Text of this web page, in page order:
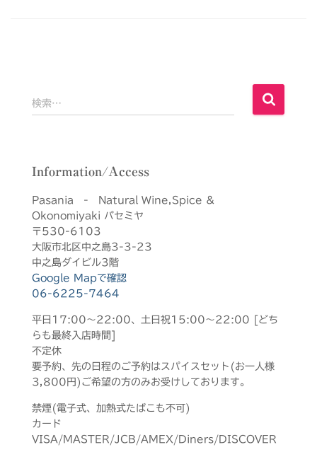
検
索
検索…
Information/Access
Pasania - Natural Wine,Spice &
Okonomiyaki パセミヤ
〒530-6103
大阪市北区中之島3-3-23
中之島ダイビル3階
Google Mapで確認
06-6225-7464
平日17:00～22:00、土日祝15:00～22:00 [どち
らも最終入店時間]
不定休
要予約、先の日程のご予約はスパイスセット(お一人様
3,800円)ご希望の方のみお受けしております。
禁煙(電子式、加熱式たばこも不可)
カード
VISA/MASTER/JCB/AMEX/Diners/DISCOVER